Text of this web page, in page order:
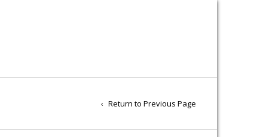
Return to Previous Page